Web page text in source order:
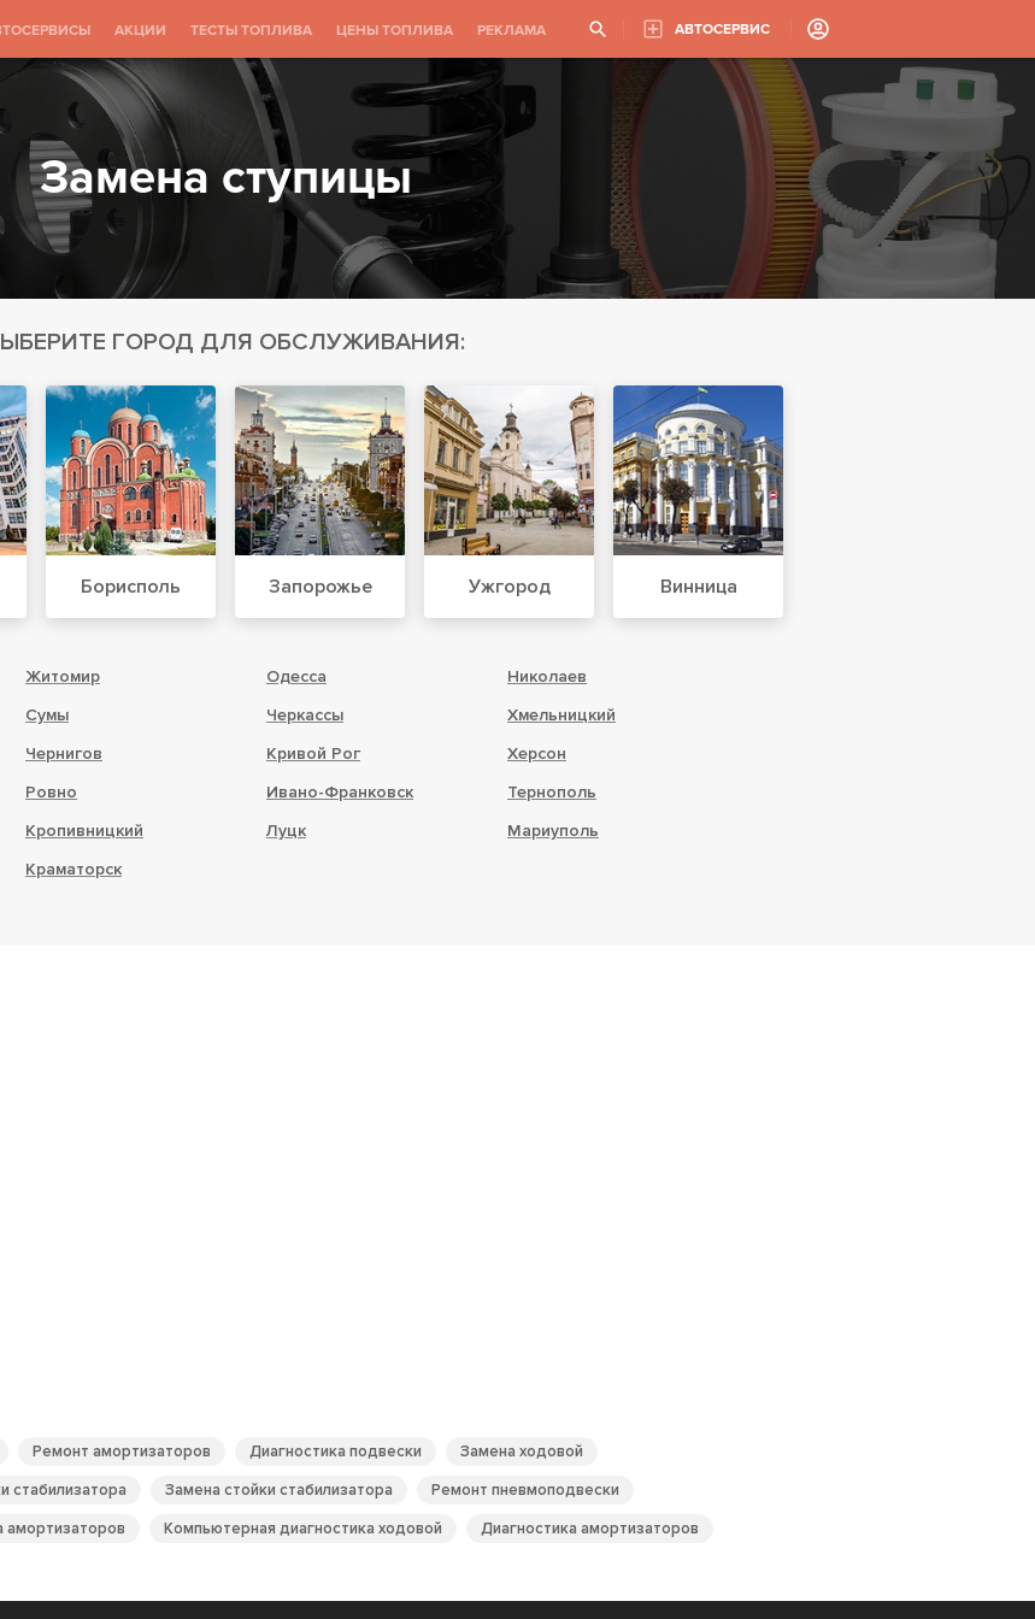
АКЦИИ ТЕСТЫ ТОПЛИВА ЦЕНЫ ТОПЛИВА РЕКЛАМА АВТОСЕРВИС
Замена ступицы
ГОРОД ДЛЯ ОБСЛУЖИВАНИЯ:
Борисполь Запорожье Ужгород Винница
Житомир Одесса
Николаев
Сумы Черкассы
Хмельницкий
Чернигов Кривой Рог
Херсон
Ровно Ивано-Франковск
Тернополь
Кропивницкий Луцк
Мариуполь
Краматорск
Ремонт амортизаторов Диагностика подвески
Замена ходовой
стабилизатора Замена стойки стабилизатора
Ремонт пневмоподвески
амортизаторов Компьютерная диагностика ходовой Диагностика амортизаторов